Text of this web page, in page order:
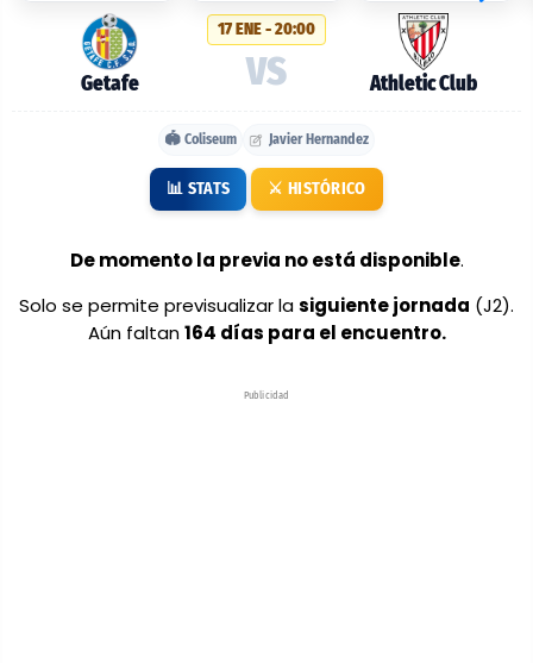
Getafe
Getafe
17 ENE - 20:00
VS Athletic Club
🏟️ Coliseum Javier Hernandez
📊 STATS ⚔️ HISTÓRICO
De momento la previa no está disponible.
Solo se permite previsualizar lasiguiente jornada (J2).
Aún faltan164 días para el encuentro.
Publicidad